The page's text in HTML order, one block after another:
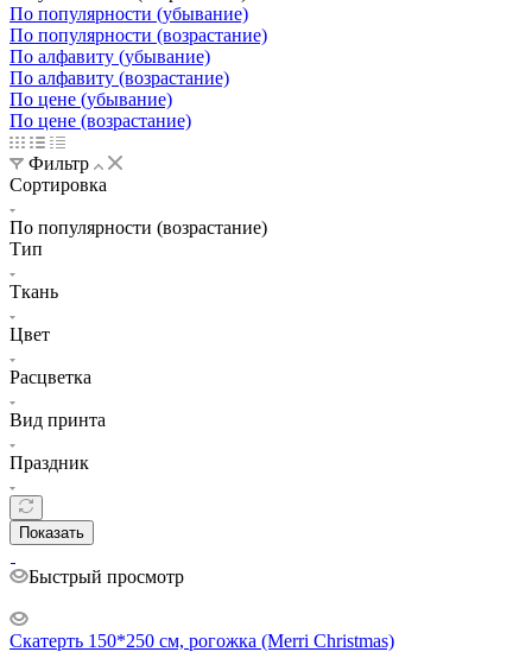
По популярности (убывание)
По популярности (возрастание)
По алфавиту (убывание)
По алфавиту (возрастание)
По цене (убывание)
По цене (возрастание)
Фильтр
Сортировка
По популярности (возрастание)
Тип
Ткань
Цвет
Расцветка
Вид принта
Праздник
Показать
Быстрый просмотр
Скатерть 150*250 см, рогожка (Merri Christmas)